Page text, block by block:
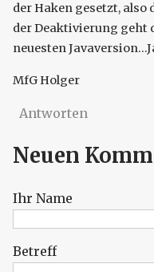
der Haken gesetzt,
der Deaktivierung geht
neuesten
MfG Holger
Antworten
Neuen
Ihr Name
Betreff